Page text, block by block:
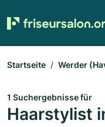
Startseite Werder
1 Suchergebnisse für
Haarstylist